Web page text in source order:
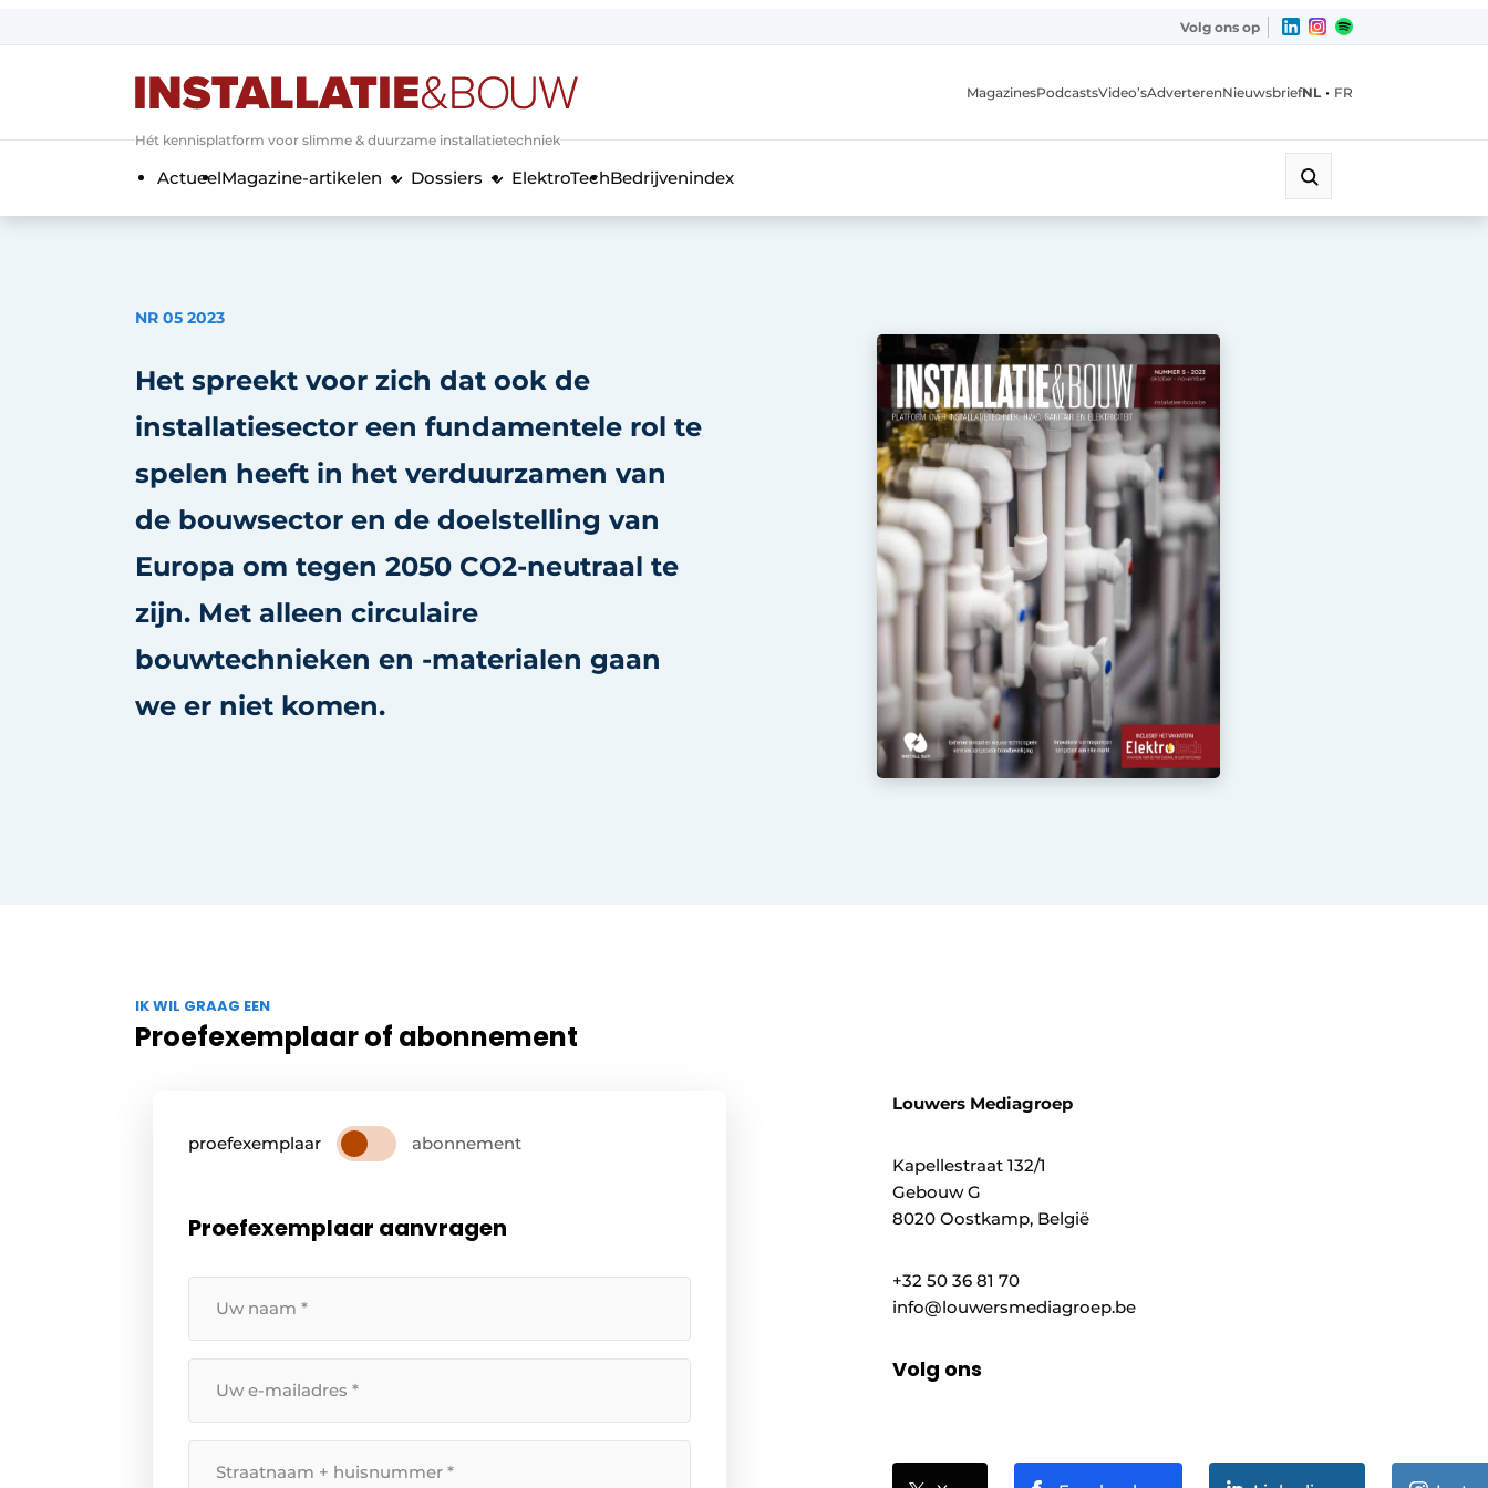
Algemene voorwaarden
Banner overzicht
BedrijvenAanmeldenBedankt voor de aanmelding
Bedrijven
Meest gelezen
Privacy / Cookie statement
Vacature aanmelden
Vacatures
Volg ons op
Hét kennisplatform voor slimme & duurzame installatietechniek
MagazinesPodcastsVideo’sAdverterenNieuwsbriefNL • FR
ActueelMagazine-artikelen Dossiers ElektroTechBedrijvenindex
NR 05 2023
Het spreekt voor zich dat ook de
installatiesector een fundamentele rol te
spelen heeft in het verduurzamen van
de bouwsector en de doelstelling van
Europa om tegen 2050 CO2-neutraal te
zijn. Met alleen circulaire
bouwtechnieken en -materialen gaan
we er niet komen.
IK WIL GRAAG EEN
Proefexemplaar of abonnement
proefexemplaar abonnement
Proefexemplaar aanvragen
naam
*
mailadres
Louwers Mediagroep
Kapellestraat 132/1
Gebouw G
8020 Oostkamp, België
+32 50 36 81 70
info@louwersmediagroep.be
Volg ons